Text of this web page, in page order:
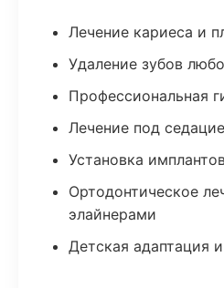
Лечение кариеса и
Удаление зубов
Профессиональная
Лечение под
Установка
Ортодонтическое
элайнерами
Детская адаптация